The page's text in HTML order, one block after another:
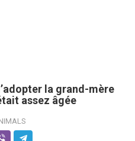
la grand-mère
assez âgée